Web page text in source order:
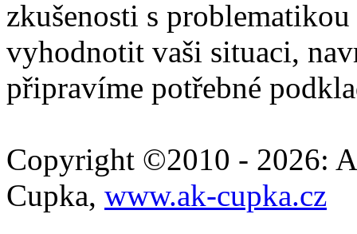
zkušenosti s
vyhodnotit vaši situaci,
připravíme potřebné
Copyright ©2010 - 2026:
Cupka, www.ak-cupka.cz